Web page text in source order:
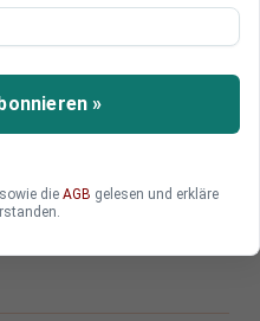
Beziehungen
Stream 2 sowie RT DE
»
sowie die AGB gelesen und erkläre